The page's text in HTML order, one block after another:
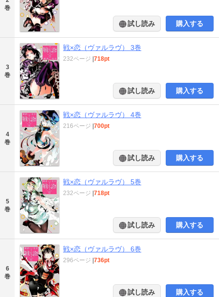
巻
試し読み 購入する
3
巻
戦×恋（ヴァルラヴ） 3巻
232ページ |718pt
試し読み 購入する
4
巻
戦×恋（ヴァルラヴ） 4巻
216ページ |700pt
試し読み 購入する
5
巻
戦×恋（ヴァルラヴ） 5巻
232ページ |718pt
試し読み 購入する
6
巻
戦×恋（ヴァルラヴ） 6巻
296ページ |736pt
試し読み 購入する